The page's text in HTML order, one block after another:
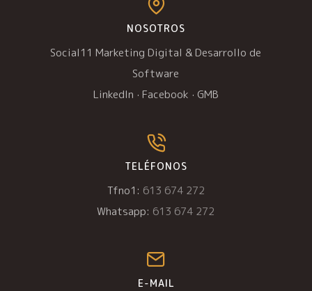
NOSOTROS
Social11 Marketing Digital & Desarrollo de
Software
LinkedIn · Facebook · GMB
TELÉFONOS
Tfno1: 613 674 272
Whatsapp: 613 674 272
E-MAIL